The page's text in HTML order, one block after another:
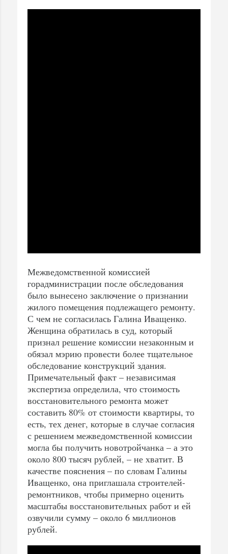
Межведомственной комиссией
горадминистрации после обследования
было вынесено заключение о признании
жилого помещения подлежащего ремонту.
С чем не согласилась Галина Иващенко.
Женщина обратилась в суд, который
признал решение комиссии незаконным и
обязал мэрию провести более тщательное
обследование конструкций здания.
Примечательный факт – независимая
экспертиза определила, что стоимость
восстановительного ремонта может
составить 80% от стоимости квартиры, то
есть, тех денег, которые в случае согласия
с решением межведомственной комиссии
могла бы получить новотройчанка – а это
около 800 тысяч рублей, – не хватит. В
качестве пояснения – по словам Галины
Иващенко, она приглашала строителей-
ремонтников, чтобы примерно оценить
масштабы восстановительных работ и ей
озвучили сумму – около 6 миллионов
рублей.